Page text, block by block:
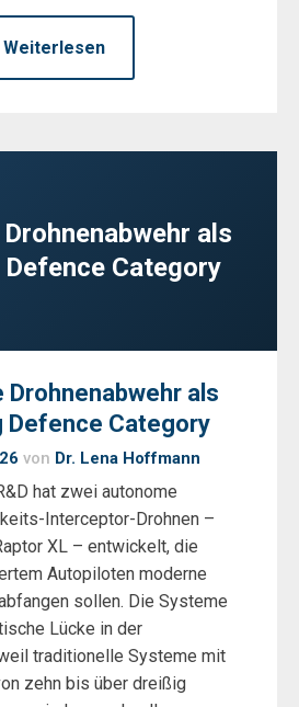
Weiterlesen
als
Category
als
Defence Category
von Dr. Lena Hoffmann
hat zwei autonome
Interceptor-Drohnen –
XL – entwickelt, die
Autopiloten moderne
sollen. Die Systeme
Lücke in der
traditionelle Systeme mit
zehn bis über dreißig